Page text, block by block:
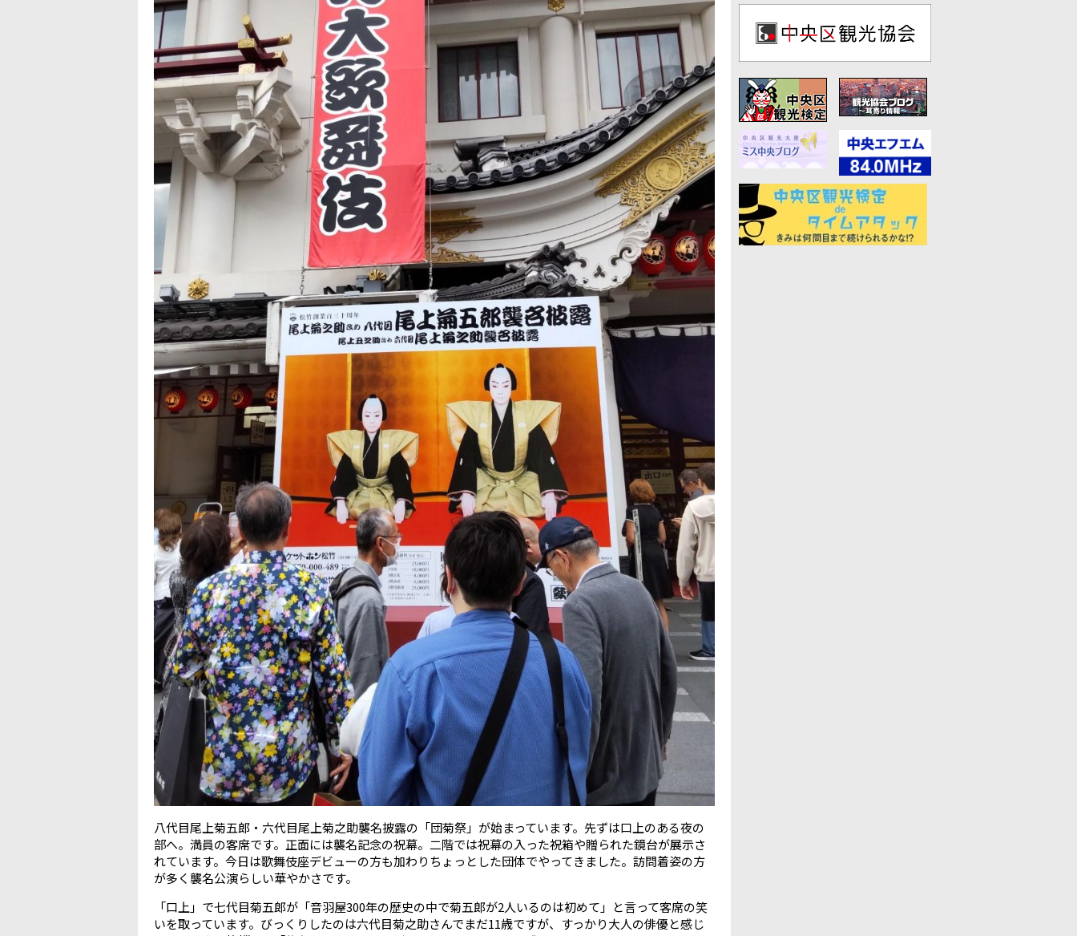
八代目尾上菊五郎・六代目尾上菊之助襲名披露の「団菊祭」が始まっています。先ずは口上のある夜の
部へ。満員の客席です。正面には襲名記念の祝幕。二階では祝幕の入った祝箱や贈られた鏡台が展示さ
れています。今日は歌舞伎座デビューの方も加わりちょっとした団体でやってきました。訪問着姿の方
が多く襲名公演らしい華やかさです。
「口上」で七代目菊五郎が「音羽屋300年の歴史の中で菊五郎が2人いるのは初めて」と言って客席の笑
いを取っています。びっくりしたのは六代目菊之助さんでまだ11歳ですが、すっかり大人の俳優と感じ